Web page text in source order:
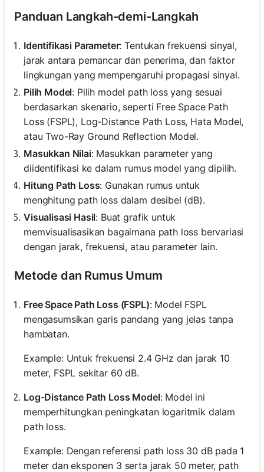
Panduan Langkah-demi-Langkah
Identifikasi Parameter: Tentukan frekuensi sinyal,
jarak antara pemancar dan penerima, dan faktor
lingkungan yang mempengaruhi propagasi sinyal.
Pilih Model: Pilih model path loss yang sesuai
berdasarkan skenario, seperti Free Space Path
Loss (FSPL), Log-Distance Path Loss, Hata Model,
atau Two-Ray Ground Reflection Model.
Masukkan Nilai: Masukkan parameter yang
diidentifikasi ke dalam rumus model yang dipilih.
Hitung Path Loss: Gunakan rumus untuk
menghitung path loss dalam desibel (dB).
Visualisasi Hasil: Buat grafik untuk
memvisualisasikan bagaimana path loss bervariasi
dengan jarak, frekuensi, atau parameter lain.
Metode dan Rumus Umum
Free Space Path Loss (FSPL): Model FSPL
mengasumsikan garis pandang yang jelas tanpa
hambatan.
Example: Untuk frekuensi 2.4 GHz dan jarak 10
meter, FSPL sekitar 60 dB.
Log-Distance Path Loss Model: Model ini
memperhitungkan peningkatan logaritmik dalam
path loss.
Example: Dengan referensi path loss 30 dB pada 1
meter dan eksponen 3 serta jarak 50 meter, path